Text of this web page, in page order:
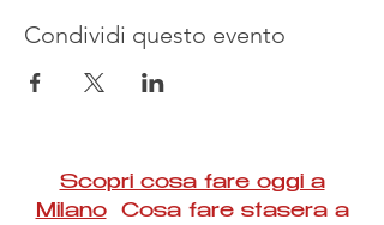
Condividi questo evento
Scopri cosa fare oggi a
MilanoCosa fare stasera a